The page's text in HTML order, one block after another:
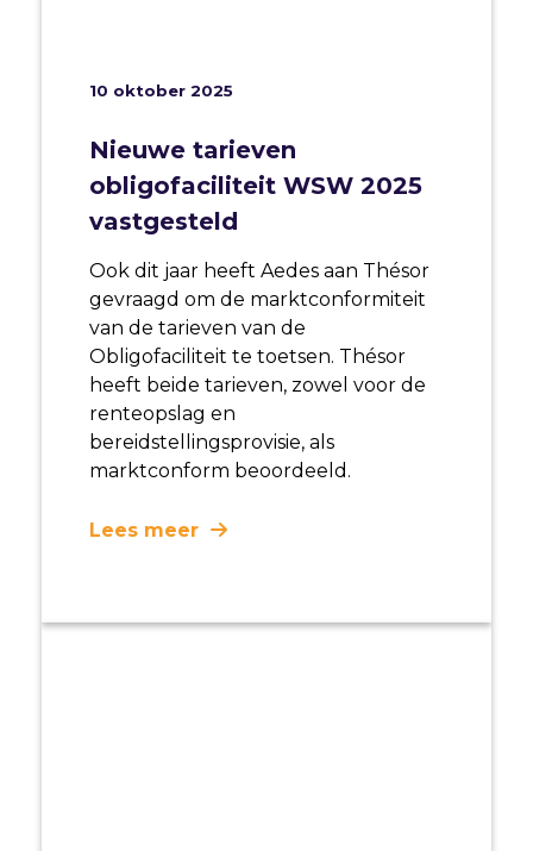
10 oktober 2025
Nieuwe tarieven
obligofaciliteit WSW 2025
vastgesteld
Ook dit jaar heeft Aedes aan Thésor
gevraagd om de marktconformiteit
van de tarieven van de
Obligofaciliteit te toetsen. Thésor
heeft beide tarieven, zowel voor de
renteopslag en
bereidstellingsprovisie, als
marktconform beoordeeld.
Lees meer